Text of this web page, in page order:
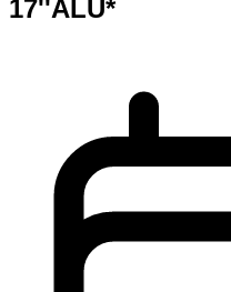
17''ALU*